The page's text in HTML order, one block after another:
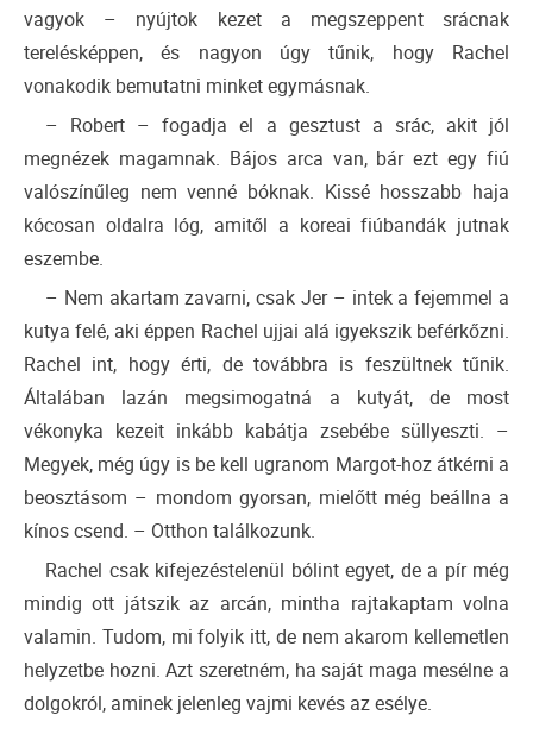
vagyok – nyújtok kezet a megszeppent srácnak
terelésképpen, és nagyon úgy tűnik, hogy Rachel
vonakodik bemutatni minket egymásnak.
– Robert – fogadja el a gesztust a srác, akit jól
megnézek magamnak. Bájos arca van, bár ezt egy fiú
valószínűleg nem venné bóknak. Kissé hosszabb haja
kócosan oldalra lóg, amitől a koreai fiúbandák jutnak
eszembe.
– Nem akartam zavarni, csak Jer – intek a fejemmel a
kutya felé, aki éppen Rachel ujjai alá igyekszik beférkőzni.
Rachel int, hogy érti, de továbbra is feszültnek tűnik.
Általában lazán megsimogatná a kutyát, de most
vékonyka kezeit inkább kabátja zsebébe süllyeszti. –
Megyek, még úgy is be kell ugranom Margot-hoz átkérni a
beosztásom – mondom gyorsan, mielőtt még beállna a
kínos csend. – Otthon találkozunk.
Rachel csak kifejezéstelenül bólint egyet, de a pír még
mindig ott játszik az arcán, mintha rajtakaptam volna
valamin. Tudom, mi folyik itt, de nem akarom kellemetlen
helyzetbe hozni. Azt szeretném, ha saját maga mesélne a
dolgokról, aminek jelenleg vajmi kevés az esélye.